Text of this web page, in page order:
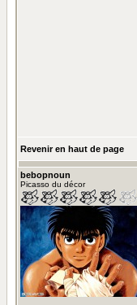
Revenir en haut de page
bebopnoun
Picasso du décor